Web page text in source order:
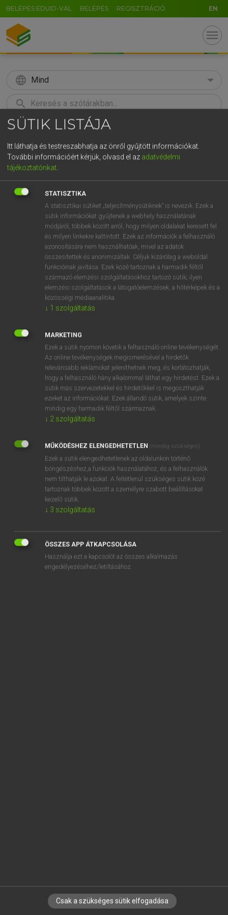
BELÉPÉS EDUID-VAL BELÉPÉS REGISZTRÁCIÓ EN
menu
language Mind
search
KERESÉS
Európai uniós terminológiai szótár
VAN ELŐFIZETÉSED?
Van előfizetésem a teljes szócikk megtekintéséhez.
BELÉPÉS
NINCS ELŐFIZETÉSED?
Nincs regisztrációm és előfizetésem. A szótár 2 órás,
díjmentes próbaverziójának elindításához regisztrálok és
belépek.
REGISZTRÁCIÓ
EURÓPAI UNIÓS TERMINOLÓGIAI SZÓTÁR
Kapcsolódó anyagok
quality change
quality education
quality flag
IRATKOZZ FEL HÍRLEVELÜNKRE!
SÜTIK LISTÁJA
Itt láthatja és testreszabhatja az önről gyűjtött információkat.
További információért kérjük, olvasd el az adatvédelmi
tájékoztatónkat.
STATISZTIKA
A statisztikai sütiket „teljesítménysütiknek” is nevezik. Ezek a
sütik információkat gyűjtenek a webhely használatának
módjáról, többek között arról, hogy milyen oldalakat keresett fel
és milyen linkekre kattintott. Ezek az információk a felhasználó
azonosítására nem használhatóak, mivel az adatok
összesítettek és anonimizáltak. Céljuk kizárólag a weboldal
funkcióinak javítása. Ezek közé tartoznak a harmadik féltől
származó elemzési szolgáltatásokhoz tartozó sütik; ilyen
elemzési szolgáltatások a látogatóelemzések, a hőtérképek és a
közösségi médiaanalitika.
↓ 1 szolgáltatás
MARKETING
Ezek a sütik nyomon követik a felhasználó online tevékenységét.
Az online tevékenységek megismerésével a hirdetők
relevánsabb reklámokat jeleníthetnek meg, és korlátozhatják,
hogy a felhasználó hány alkalommal láthat egy hirdetést. Ezek a
sütik más szervezetekkel és hirdetőkkel is megoszthatják
ezeket az információkat. Ezek állandó sütik, amelyek szinte
mindig egy harmadik féltől származnak.
↓ 2 szolgáltatás
MŰKÖDÉSHEZ ELENGEDHETETLEN (mindig szükséges)
Ezek a sütik elengedhetetlenek az oldalunkon történő
böngészéshez,a funkciók használatához, és a felhasználók
nem tilthatják le azokat. A feltétlenül szükséges sütik közé
tartoznak többek között a személyre szabott beállításokat
kezelő sütik.
↓ 3 szolgáltatás
ÖSSZES APP ÁTKAPCSOLÁSA
Használja ezt a kapcsolót az összes alkalmazás
engedélyezéséhez/letiltásához.
Csak a szükséges sütik elfogadása
GR
t z u i o p
g h j k l é á ű Ω
n m , . AltGr